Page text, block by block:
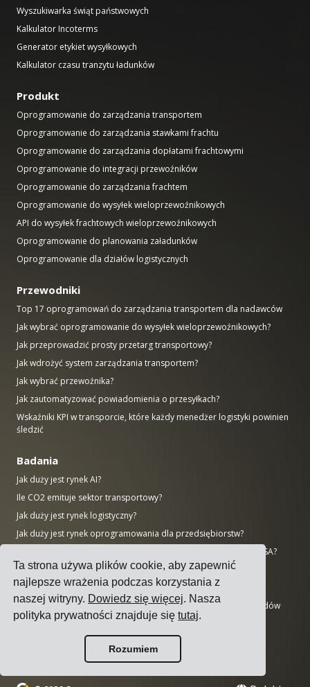
Ta strona używa plików cookie, aby zapewnić
najlepsze wrażenia podczas korzystania z
naszej witryny. Dowiedz się więcej. Nasza
polityka prywatności znajduje siętutaj.
Rozumiem
Wyszukiwarka świąt państwowych
Kalkulator Incoterms
Generator etykiet wysyłkowych
Kalkulator czasu tranzytu ładunków
Produkt
Oprogramowanie do zarządzania transportem
Oprogramowanie do zarządzania stawkami frachtu
Oprogramowanie do zarządzania dopłatami frachtowymi
Oprogramowanie do integracji przewoźników
Oprogramowanie do zarządzania frachtem
Oprogramowanie do wysyłek wieloprzewoźnikowych
API do wysyłek frachtowych wieloprzewoźnikowych
Oprogramowanie do planowania załadunków
Oprogramowanie dla działów logistycznych
Przewodniki
Top 17 oprogramowań do zarządzania transportem dla nadawców
Jak wybrać oprogramowanie do wysyłek wieloprzewoźnikowych?
Jak przeprowadzić prosty przetarg transportowy?
Jak wdrożyć system zarządzania transportem?
Jak wybrać przewoźnika?
Jak zautomatyzować powiadomienia o przesyłkach?
Wskaźniki KPI w transporcie, które każdy menedżer logistyki powinien
śledzić
Badania
Jak duży jest rynek AI?
Ile CO2 emituje sektor transportowy?
Jak duży jest rynek logistyczny?
Jak duży jest rynek oprogramowania dla przedsiębiorstw?
Ile stanowisk pracy w produkcji pozostaje nieobsadzonych w USA?
Jak duży jest rynek ERP?
Jak duży jest przemysł produkcyjny?
50 największych firm produkcyjnych na świecie według przychodów
AWS vs Azure vs Google: Udział w rynku chmury (2025)
Liczba centrów danych według kraju (listopad 2025)